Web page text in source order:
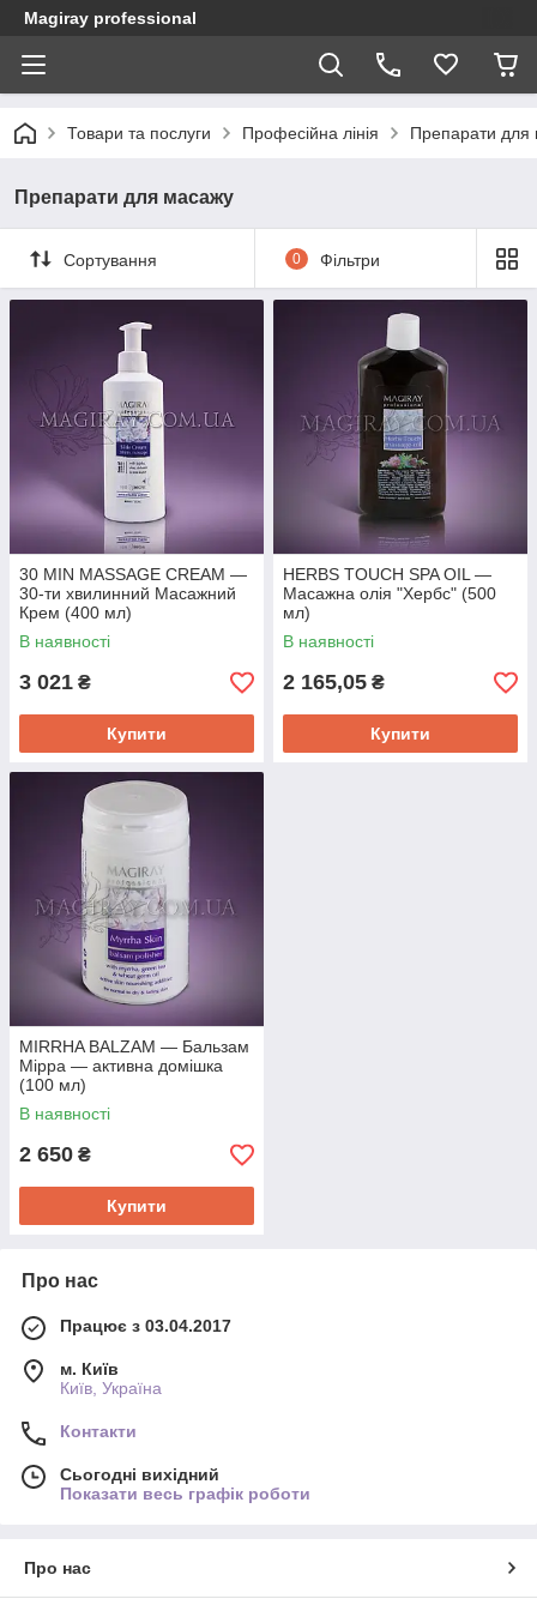
Magiray professional
Товари та послуги Професійна лінія Препарати для
Препарати для масажу
Сортування 0 Фільтри
30 MIN MASSAGE CREAM —
30-ти хвилинний Масажний
Крем (400 мл)
В наявності
3 021 ₴
Купити
HERBS TOUCH SPA OIL —
Масажна олія "Хербс" (500
мл)
В наявності
2 165,05 ₴
Купити
MIRRHA BALZAM — Бальзам
Мірра — активна домішка
(100 мл)
В наявності
2 650 ₴
Купити
Про нас
Працює з 03.04.2017
м. Київ
Київ, Україна
Контакти
Сьогодні вихідний
Показати весь графік роботи
Про нас